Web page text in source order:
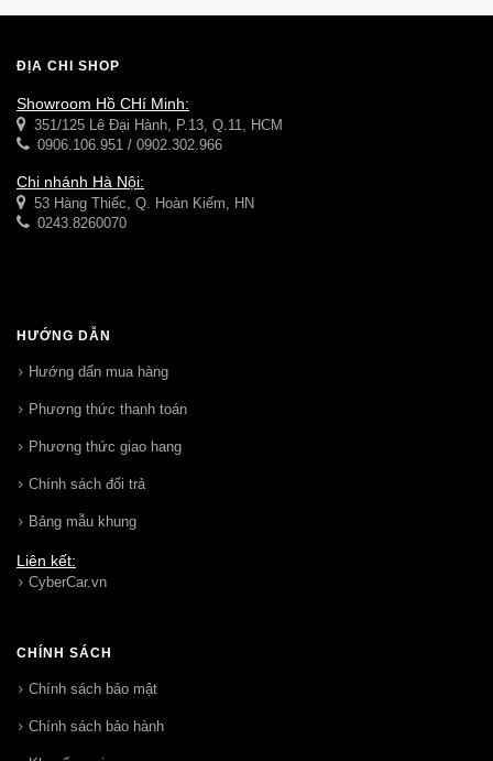
ĐỊA CHỈ SHOP
Showroom Hồ CHí Minh:
351/125 Lê Đại Hành, P.13, Q.11, HCM
0906.106.951 / 0902.302.966
Chi nhánh Hà Nội:
53 Hàng Thiếc, Q. Hoàn Kiếm, HN
0243.8260070
HƯỚNG DẪN
Hướng dẩn mua hàng
Phương thức thanh toán
Phương thức giao hang
Chính sách đổi trả
Bảng mẫu khung
Liên kết:
CyberCar.vn
CHÍNH SÁCH
Chính sách bảo mật
Chính sách bảo hành